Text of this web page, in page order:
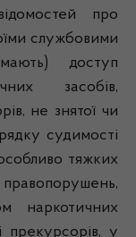
про
службовими
доступ
засобів,
не знятої чи
судимості
тяжких
наркотичних
прекурсорів, у